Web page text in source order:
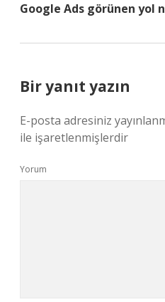
Google Ads görünen yol
Bir yanıt yazın
E-posta adresiniz
ile işaretlenmişlerdir
Yorum